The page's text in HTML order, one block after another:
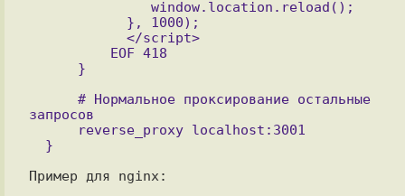
запросов
Пример для nginx: